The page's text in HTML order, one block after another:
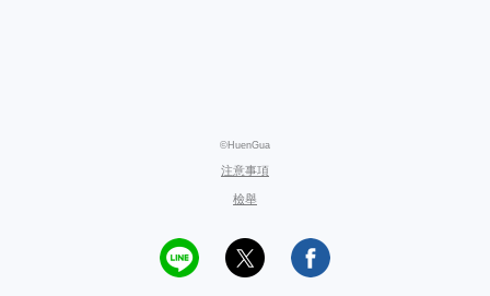
©HuenGua
注意事項
檢舉